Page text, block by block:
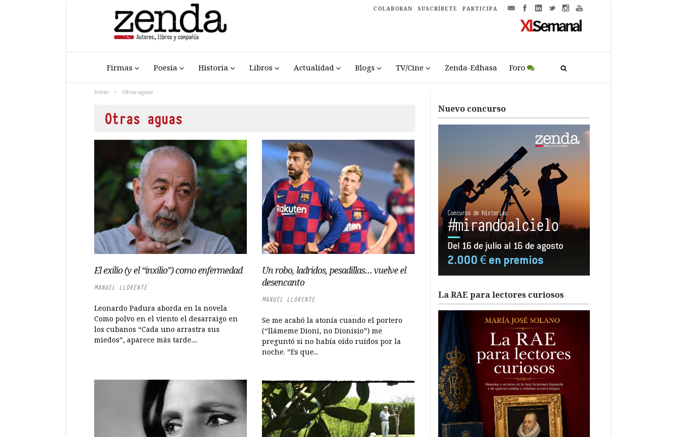
COLABORAN SUSCRÍBETE PARTICIPA
Firmas Poesía Historia Libros Actualidad Blogs TV/Cine Zenda-Edhasa Foro
Inicio > Otras aguas
Otras aguas
El exilio (y el “inxilio”) como enfermedad
MANUEL LLORENTE
Leonardo Padura aborda en la novela
Como polvo en el viento el desarraigo en
los cubanos “Cada uno arrastra sus
miedos”, aparece más tarde....
Un robo, ladridos, pesadillas… vuelve el
desencanto
MANUEL LLORENTE
Se me acabó la atonía cuando el portero
(“llámeme Dioni, no Dionisio”) me
preguntó si no había oído ruidos por la
noche. ”Es que...
Nuevo concurso
La RAE para lectores curiosos